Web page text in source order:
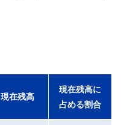
現在残高
現在残高に
占める割合